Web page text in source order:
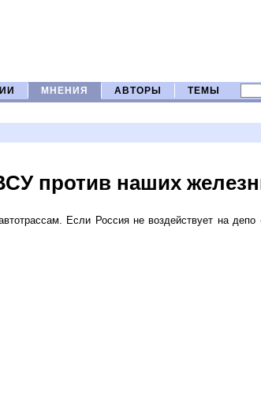
МНЕНИЯ АВТОРЫ ТЕМЫ
против наших
Если Россия не воздействует на депо